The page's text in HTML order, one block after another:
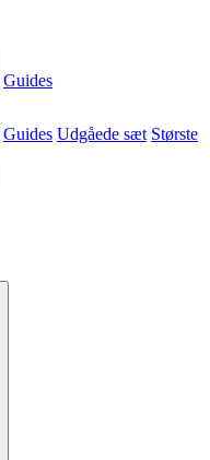
Guides
Guides Udgåede sæt Største